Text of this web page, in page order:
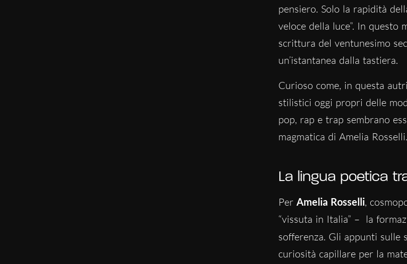
pensiero. Solo la rapidità
veloce della luce”. In
scrittura del ventunesimo
un’istantanea dalla tastiera.
Curioso come, in questa
stilistici oggi propri delle
pop, rap e trap sembrano
magmatica di Amelia Rosselli.
La lingua poetica
Per Amelia Rosselli,
“vissuta in Italia” – la
sofferenza. Gli appunti sulle
curiosità capillare per la